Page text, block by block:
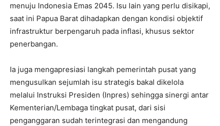
menuju Indonesia Emas 2045. Isu lain yang perlu disikapi,
saat ini Papua Barat dihadapkan dengan kondisi objektif
infrastruktur berpengaruh pada inflasi, khusus sektor
penerbangan.
Ia juga mengapresiasi langkah pemerintah pusat yang
mengusulkan sejumlah isu strategis bakal dikelola
melalui Instruksi Presiden (Inpres) sehingga sinergi antar
Kementerian/Lembaga tingkat pusat, dari sisi
penganggaran sudah terintegrasi dan mengandung